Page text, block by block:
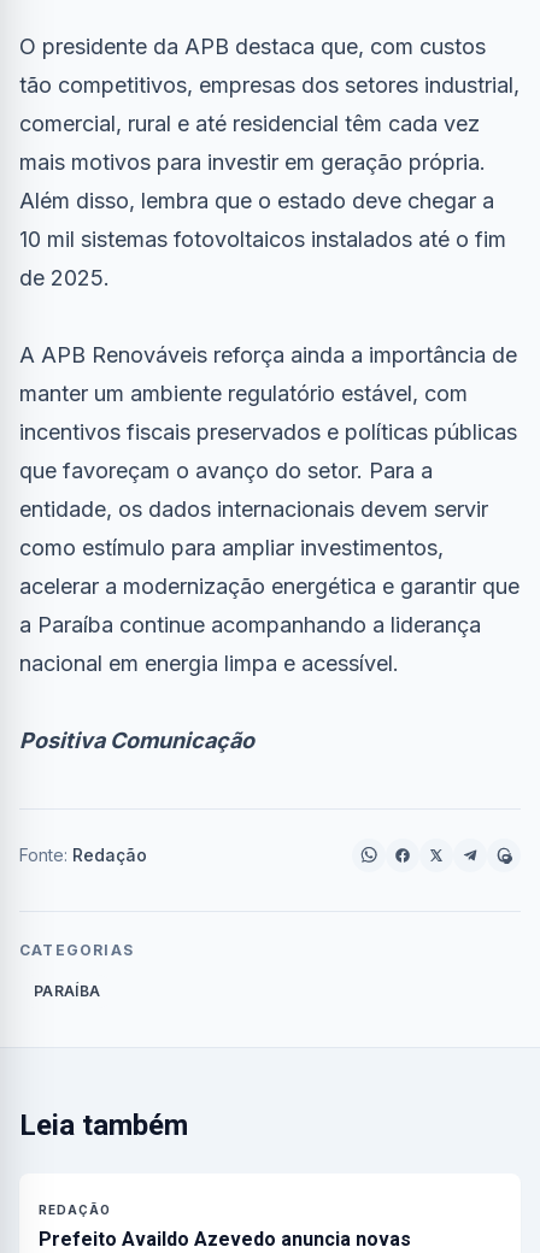
O presidente da APB destaca que, com custos
tão competitivos, empresas dos setores industrial,
comercial, rural e até residencial têm cada vez
mais motivos para investir em geração própria.
Além disso, lembra que o estado deve chegar a
10 mil sistemas fotovoltaicos instalados até o fim
de 2025.
A APB Renováveis reforça ainda a importância de
manter um ambiente regulatório estável, com
incentivos fiscais preservados e políticas públicas
que favoreçam o avanço do setor. Para a
entidade, os dados internacionais devem servir
como estímulo para ampliar investimentos,
acelerar a modernização energética e garantir que
a Paraíba continue acompanhando a liderança
nacional em energia limpa e acessível.
Positiva Comunicação
Fonte: Redação
CATEGORIAS
PARAÍBA
Leia também
REDAÇÃO
Prefeito Availdo Azevedo anuncia novas